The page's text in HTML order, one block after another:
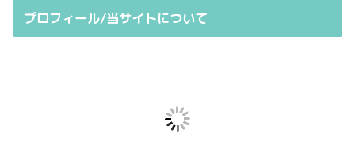
プロフィール/当サイトについて